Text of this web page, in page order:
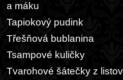
a máku
Tapiokový pudink
Třešňová bublanina
Tsampové kuličky
Tvarohové šátečky z